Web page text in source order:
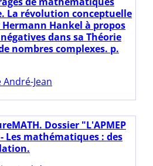
La révolution conceptuelle
Hankel à propos
dans sa Théorie
nombres complexes. p.
André-Jean
Dossier "L'APMEP
Les mathématiques : des